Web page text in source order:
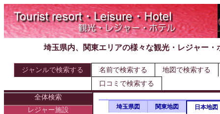
埼玉県内、関東エリアの様々な観光・レジャー
ジャンルで検索する 名前で検索する
地図で検索する
口コミで検索する
全体検索
レジャー施設
埼玉県図 関東地図 日本地図